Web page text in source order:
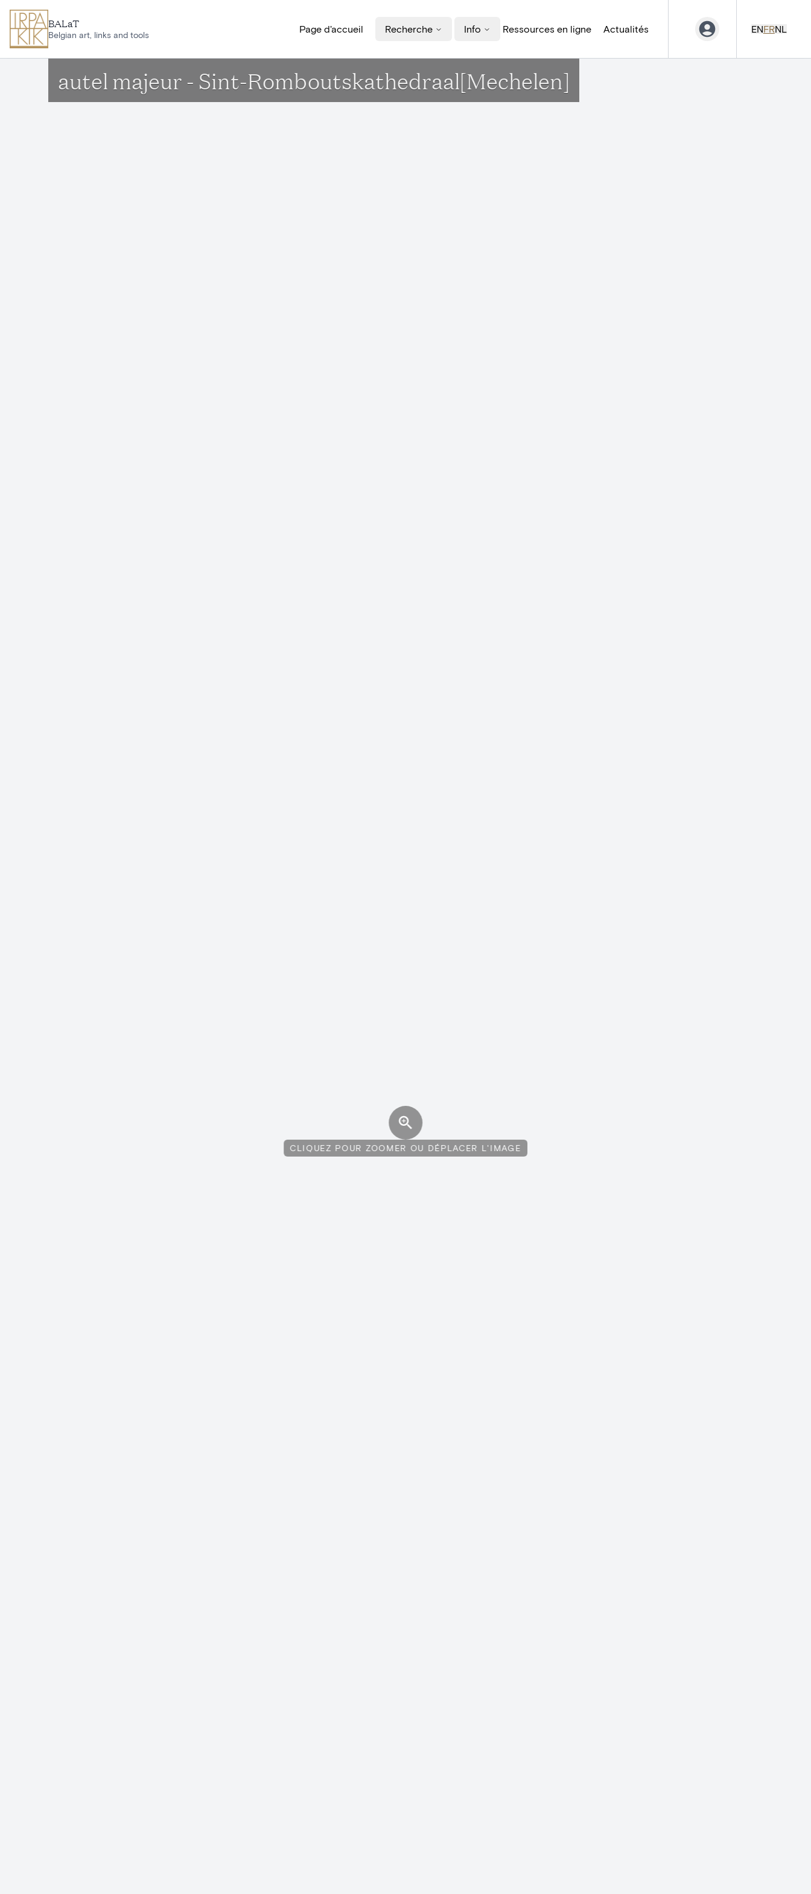
BALaT
Belgian art, links and tools
Page d'accueil Recherche Info Ressources en ligne Actualités ENFRNL
autel majeur - Sint-Romboutskathedraal[Mechelen]
CLIQUEZ POUR ZOOMER OU DÉPLACER L'IMAGE